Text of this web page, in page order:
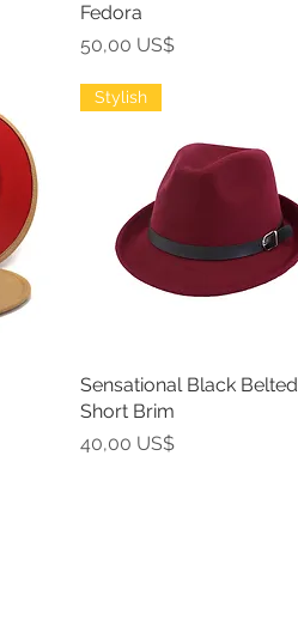
Fedora
Precio
50,00 US$
Vista rápida
Stylish
Sensational Black Belted
Short Brim
Precio
40,00 US$